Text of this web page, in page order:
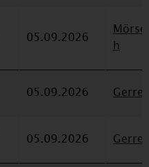
05.09.2026
h
05.09.2026
05.09.2026